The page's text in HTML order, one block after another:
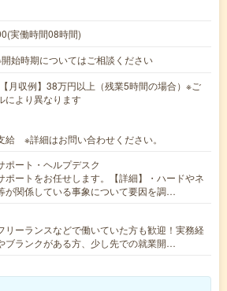
実働時間08時間)
始時期についてはご相談ください
月収例】38万円以上（残業5時間の場合）※ご
により異なります
給 ※詳細はお問い合わせください。
ポート・ヘルプデスク
ポートをお任せします。【詳細】・ハードやネ
が関係している事象について要因を調…
リーランスなどで働いていた方も歓迎！実務経
ブランクがある方、少し先での就業開…